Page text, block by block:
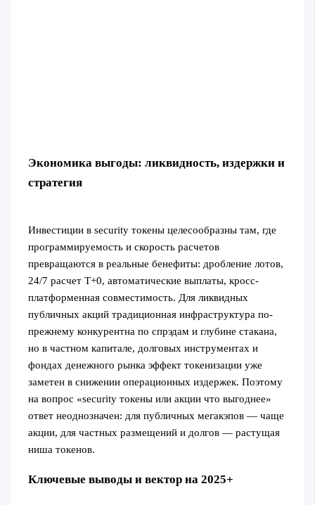
Экономика выгоды: ликвидность, издержки и
стратегия
Инвестиции в security токены целесообразны там, где
программируемость и скорость расчетов
превращаются в реальные бенефиты: дробление лотов,
24/7 расчет T+0, автоматические выплаты, кросс-
платформенная совместимость. Для ликвидных
публичных акций традиционная инфраструктура по-
прежнему конкурентна по спрэдам и глубине стакана,
но в частном капитале, долговых инструментах и
фондах денежного рынка эффект токенизации уже
заметен в снижении операционных издержек. Поэтому
на вопрос «security токены или акции что выгоднее»
ответ неоднозначен: для публичных мегакэпов — чаще
акции, для частных размещений и долгов — растущая
ниша токенов.
Ключевые выводы и вектор на 2025+